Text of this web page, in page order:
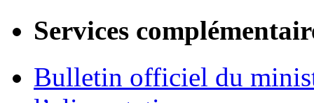
Services
Bulletin officiel du